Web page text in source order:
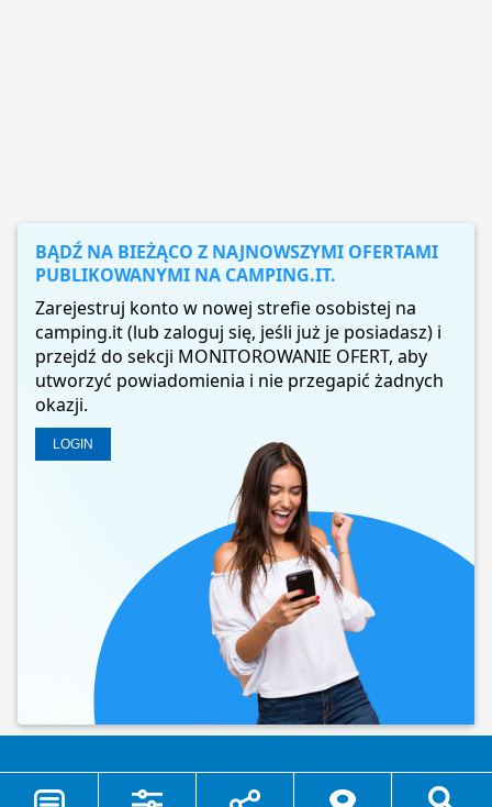
BĄDŹ NA BIEŻĄCO Z NAJNOWSZYMI OFERTAMI
PUBLIKOWANYMI NA CAMPING.IT.
Zarejestruj konto w nowej strefie osobistej na
camping.it (lub zaloguj się, jeśli już je posiadasz) i
przejdź do sekcji MONITOROWANIE OFERT, aby
utworzyć powiadomienia i nie przegapić żadnych
okazji.
LOGIN